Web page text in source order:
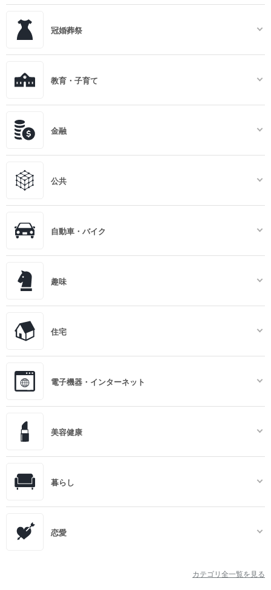
冠婚葬祭
教育・子育て
金融
公共
自動車・バイク
趣味
住宅
電子機器・インターネット
美容健康
暮らし
恋愛
カテゴリ全一覧を見る